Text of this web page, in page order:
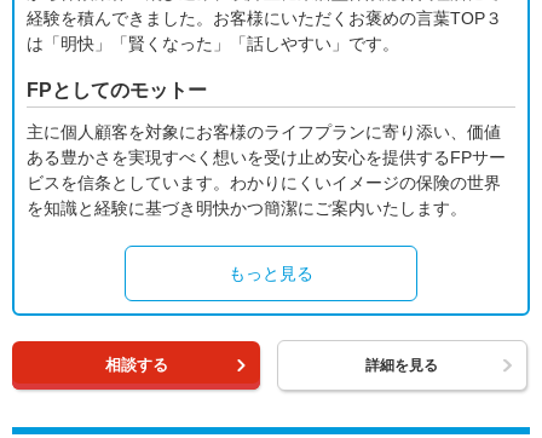
経験を積んできました。お客様にいただくお褒めの言葉TOP３
は「明快」「賢くなった」「話しやすい」です。
FPとしてのモットー
主に個人顧客を対象にお客様のライフプランに寄り添い、価値
ある豊かさを実現すべく想いを受け止め安心を提供するFPサー
ビスを信条としています。わかりにくいイメージの保険の世界
を知識と経験に基づき明快かつ簡潔にご案内いたします。
もっと見る
相談する 詳細を見る